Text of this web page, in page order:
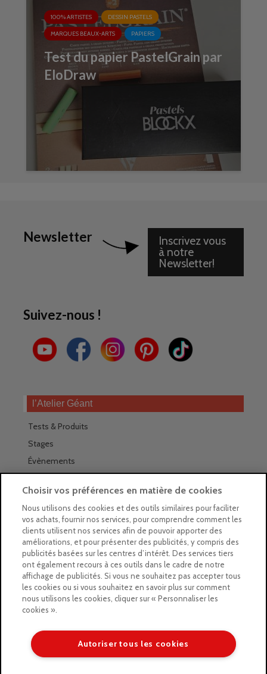
100% ARTISTES DESSIN PASTELS
MARQUES BEAUX-ARTS PAPIERS
Test du papier PastelGrain par
EloDraw
Newsletter
Inscrivez vous
à notre
Newsletter!
Suivez-nous !
l’Atelier Géant
Tests & Produits
Stages
Évènements
Trouver nos magasins
La newsletter des magasins
Feuilleter le Guide
Gratuit : intégrer le Guide
Marques Beaux-Arts
Matériel pour l’aquarelle
Matériel pour l’acrylique
Matériel pour l’huile
Choisir vos préférences en matière de cookies
Nous utilisons des cookies et des outils similaires pour faciliter
vos achats, fournir nos services, pour comprendre comment les
clients utilisent nos services afin de pouvoir apporter des
améliorations, et pour présenter des publicités, y compris des
publicités basées sur les centres d’intérêt. Des services tiers
ont également recours à ces outils dans le cadre de notre
affichage de publicités. Si vous ne souhaitez pas accepter tous
les cookies ou si vous souhaitez en savoir plus sur comment
nous utilisons les cookies, cliquer sur « Personnaliser les
cookies ».
Autoriser tous les cookies